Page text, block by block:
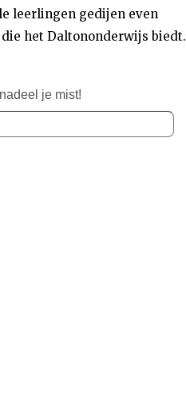
leerlingen gedijen even
het Daltononderwijs biedt.
je mist!